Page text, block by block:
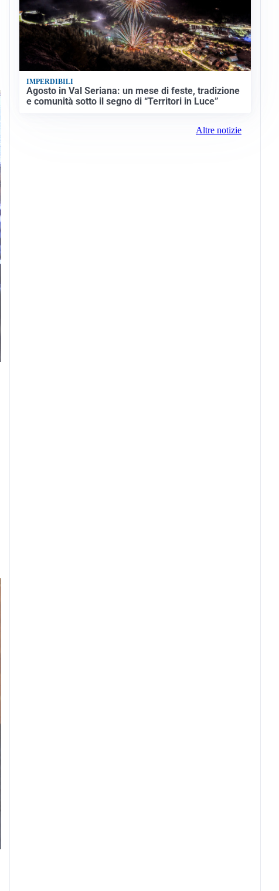
IMPERDIBILI
Agosto in Val Seriana: un mese di feste, tradizione
e comunità sotto il segno di “Territori in Luce”
Altre notizie